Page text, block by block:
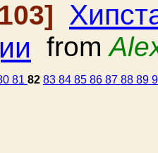
from
81 82 83 84 85 86 87 88 89